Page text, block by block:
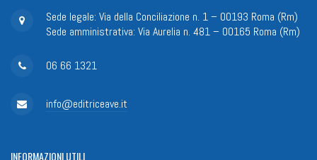
Sede legale: Via della Conciliazione n. 1 – 00193 Roma (Rm)
Sede amministrativa: Via Aurelia n. 481 – 00165 Roma (Rm)
06 66 1321
info@editriceave.it
INFORMAZIONIUTILI